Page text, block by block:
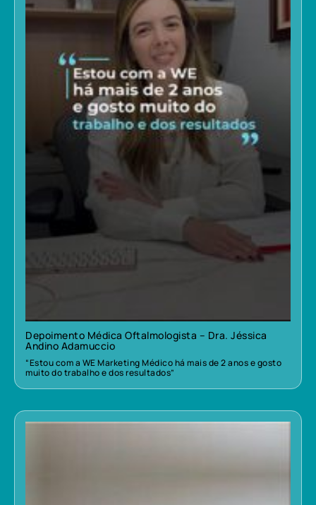
Depoimento Médica Oftalmologista – Dra. Jéssica
Andino Adamuccio
“Estou com a WE Marketing Médico há mais de 2 anos e gosto
muito do trabalho e dos resultados”